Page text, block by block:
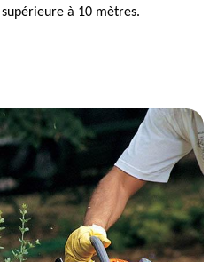
à 10 mètres.